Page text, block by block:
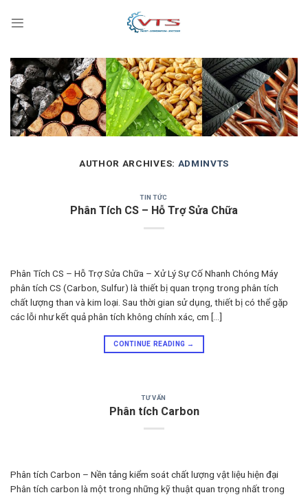
AUTHOR ARCHIVES: ADMINVTS
TIN TỨC
Phân Tích CS – Hỗ Trợ Sửa Chữa
Phân Tích CS – Hỗ Trợ Sửa Chữa – Xử Lý Sự Cố Nhanh Chóng Máy
phân tích CS (Carbon, Sulfur) là thiết bị quan trọng trong phân tích
chất lượng than và kim loại. Sau thời gian sử dụng, thiết bị có thể gặp
các lỗi như kết quả phân tích không chính xác, cm […]
CONTINUE READING →
TƯ VẤN
Phân tích Carbon
Phân tích Carbon – Nền tảng kiểm soát chất lượng vật liệu hiện đại
Phân tích carbon là một trong những kỹ thuật quan trọng nhất trong